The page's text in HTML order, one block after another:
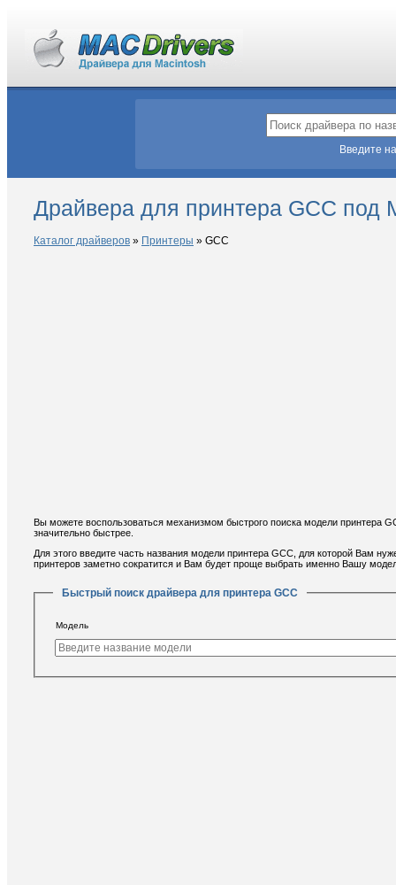
Введите
Драйвера для принтера GCC под
Каталог драйверов » Принтеры » GCC
Вы можете воспользоваться механизмом быстрого поиска модели принтера
значительно быстрее.
Для этого введите часть названия модели принтера GCC, для которой Вам
принтеров заметно сократится и Вам будет проще выбрать именно Вашу
Быстрый поиск драйвера для принтера GCC
Модель